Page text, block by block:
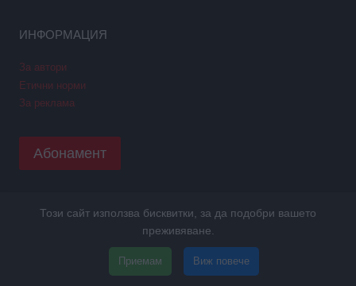
ИНФОРМАЦИЯ
За автори
Етични норми
За реклама
Абонамент
Copyright © 2026 GPNews. Всички права запазени.
Този сайт използва бисквитки, за да подобри вашето
преживяване.
Приемам Виж повече